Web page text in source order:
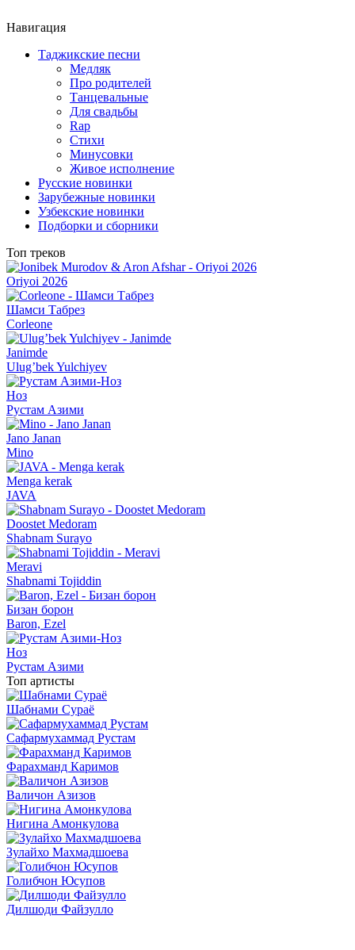
Навигация
Таджикские песни
Медляк
Про родителей
Танцевальные
Для свадьбы
Rap
Стихи
Минусовки
Живое исполнение
Русские новинки
Зарубежные новинки
Узбекские новинки
Подборки и сборники
Топ треков
Oriyoi 2026
Шамси Табрез
Corleone
Janimde
Ulug’bek Yulchiyev
Ноз
Рустам Азими
Jano Janan
Mino
Menga kerak
JAVA
Doostet Medoram
Shabnam Surayo
Meravi
Shabnami Tojiddin
Бизан борон
Baron, Ezel
Ноз
Рустам Азими
Топ артисты
Шабнами Сураё
Сафармухаммад Рустам
Фарахманд Каримов
Валичон Азизов
Нигина Амонкулова
Зулайхо Махмадшоева
Голибчон Юсупов
Дилшоди Файзулло